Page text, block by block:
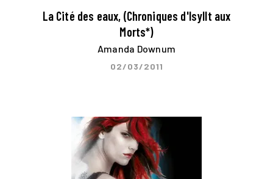
La Cité des eaux, (Chroniques d'Isyllt aux
Morts*)
Amanda Downum
02/03/2011